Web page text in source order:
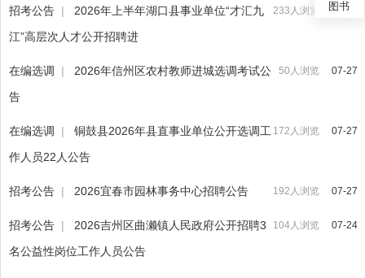
图书
07-27
233人浏览
招考公告 |
2026年上半年湖口县事业单位“才汇九
江”高层次人才公开招聘进
07-27
50人浏览
在编选调 |
2026年信州区农村教师进城选调考试公
告
07-27
172人浏览
在编选调 |
铜鼓县2026年县直事业单位公开选调工
作人员22人公告
07-27
192人浏览
招考公告 | 2026宜春市园林事务中心招聘公告
07-24
104人浏览
招考公告 |
2026吉州区曲濑镇人民政府公开招聘3
名公益性岗位工作人员公告